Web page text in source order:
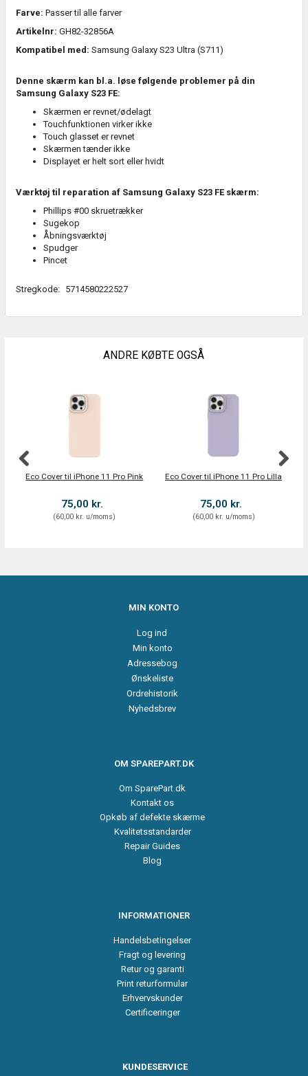
Farve: Passer til alle farver
Artikelnr: GH82-32856A
Kompatibel med: Samsung Galaxy S23 Ultra (S711)
Denne skærm kan bl.a. løse følgende problemer på din
Samsung Galaxy S23 FE:
Skærmen er revnet/ødelagt
Touchfunktionen virker ikke
Touch glasset er revnet
Skærmen tænder ikke
Displayet er helt sort eller hvidt
Værktøj til reparation af Samsung Galaxy S23 FE skærm:
Phillips #00 skruetrækker
Sugekop
Åbningsværktøj
Spudger
Pincet
Stregkode: 5714580222527
ANDRE KØBTE OGSÅ
Eco Cover til iPhone 11 Pro Pink
75,00 kr.
(60,00 kr. u/moms)
Eco Cover til iPhone 11 Pro Lilla
75,00 kr.
(60,00 kr. u/moms)
MIN KONTO
Log ind
Min konto
Adressebog
Ønskeliste
Ordrehistorik
Nyhedsbrev
OM SPAREPART.DK
Om SparePart.dk
Kontakt os
Opkøb af defekte skærme
Kvalitetsstandarder
Repair Guides
Blog
INFORMATIONER
Handelsbetingelser
Fragt og levering
Retur og garanti
Print returformular
Erhvervskunder
Certificeringer
KUNDESERVICE